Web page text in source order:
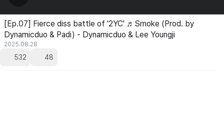
[Ep.07] Fierce diss battle of '2YC' ♬Smoke (Prod. by
Dynamicduo & Padi) - Dynamicduo & Lee Youngji
2025.08.28
532 48